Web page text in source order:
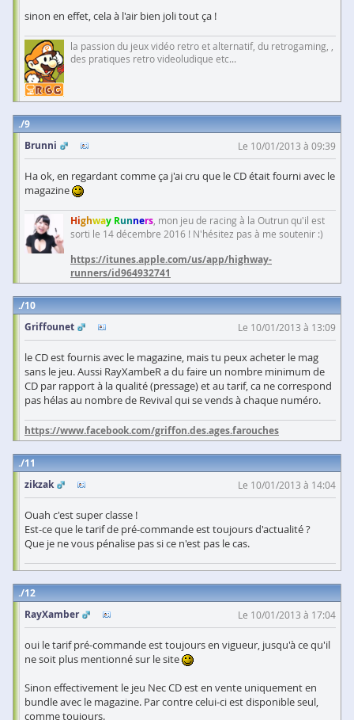
sinon en effet, cela à l'air bien joli tout ça !
la passion du jeux vidéo retro et alternatif, du retrogaming, ,
des pratiques retro videoludique etc...
9
Brunni
Le 10/01/2013 à 09:39
Ha ok, en regardant comme ça j'ai cru que le CD était fourni avec le
magazine
Highway Runners , mon jeu de racing à la Outrun qu'il est
sorti le 14 décembre 2016 ! N'hésitez pas à me soutenir :)
https://itunes.apple.com/us/app/highway-
runners/id964932741
10
Griffounet
Le 10/01/2013 à 13:09
le CD est fournis avec le magazine, mais tu peux acheter le mag
sans le jeu. Aussi RayXambeR a du faire un nombre minimum de
CD par rapport à la qualité (pressage) et au tarif, ca ne correspond
pas hélas au nombre de Revival qui se vends à chaque numéro.
https://www.facebook.com/griffon.des.ages.farouches
11
zikzak
Le 10/01/2013 à 14:04
Ouah c'est super classe !
Est-ce que le tarif de pré-commande est toujours d'actualité ?
Que je ne vous pénalise pas si ce n'est pas le cas.
12
RayXamber
Le 10/01/2013 à 17:04
oui le tarif pré-commande est toujours en vigueur, jusqu'à ce qu'il
ne soit plus mentionné sur le site
Sinon effectivement le jeu Nec CD est en vente uniquement en
bundle avec le magazine. Par contre celui-ci est disponible seul,
comme toujours.